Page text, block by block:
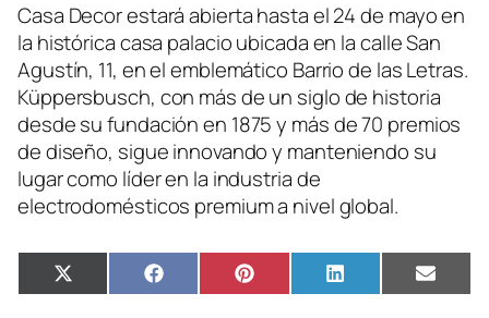
Casa Decor estará abierta hasta el 24 de mayo en
la histórica casa palacio ubicada en la calle San
Agustín, 11, en el emblemático Barrio de las Letras.
Küppersbusch, con más de un siglo de historia
desde su fundación en 1875 y más de 70 premios
de diseño, sigue innovando y manteniendo su
lugar como líder en la industria de
electrodomésticos premium a nivel global.
Compartir
en
X
(Twitter)
Compartir
en
FacebookCompartir
en
PinterestCompartir
en
LinkedIn
en
Email